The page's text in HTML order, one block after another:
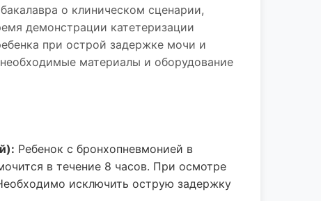
о клиническом сценарии,
демонстрации катетеризации
при острой задержке мочи и
материалы и оборудование
Ребенок с бронхопневмонией в
в течение 8 часов. При осмотре
исключить острую задержку